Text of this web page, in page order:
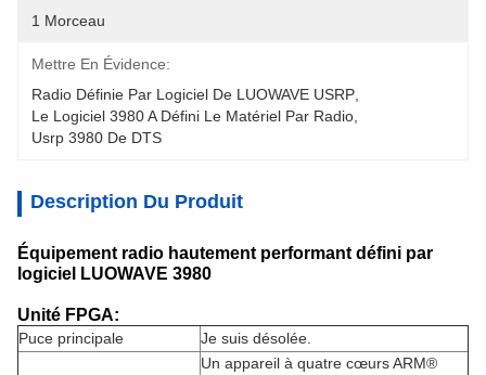
1 Morceau
Mettre En Évidence:
Radio Définie Par Logiciel De LUOWAVE USRP
Le Logiciel 3980 A Défini Le Matériel Par Radio
Usrp 3980 De DTS
Description Du Produit
Équipement radio hautement performant défini par
logiciel LUOWAVE 3980
Unité FPGA:
Puce principale Je suis désolée.
Un appareil à quatre cœurs ARM®